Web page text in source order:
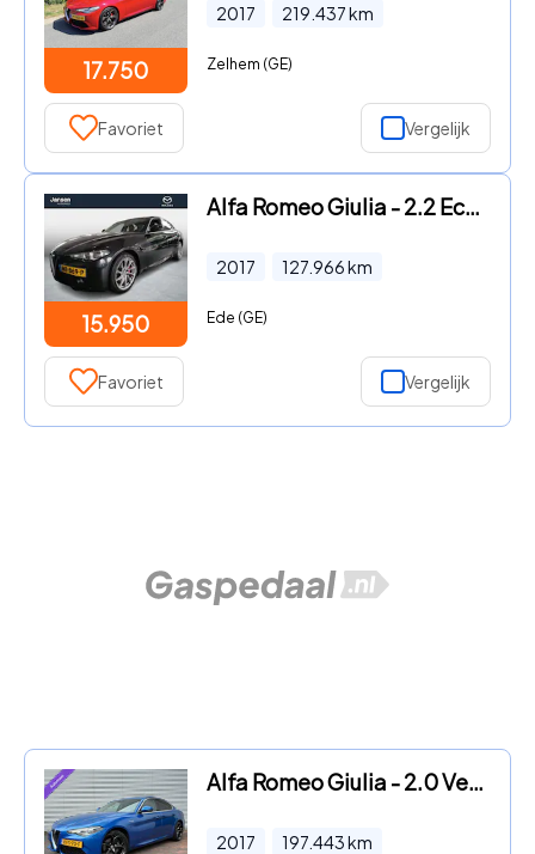
17.750
2017 219.437km
Zelhem (GE)
Favoriet Vergelijk
15.950
Alfa Romeo Giulia - 2.2 Eco Business Super
2017 127.966km
Ede (GE)
Favoriet Vergelijk
Alfa Romeo Giulia - 2.0 Veloce 4 W Drive 280 Pk Automaat 2017
2017 197.443km